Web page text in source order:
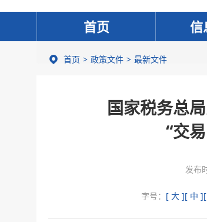
首页 信
首页 政策文件 最新文件
国家税务总
“交
发布
字号： [ 大 ][ 中 ]